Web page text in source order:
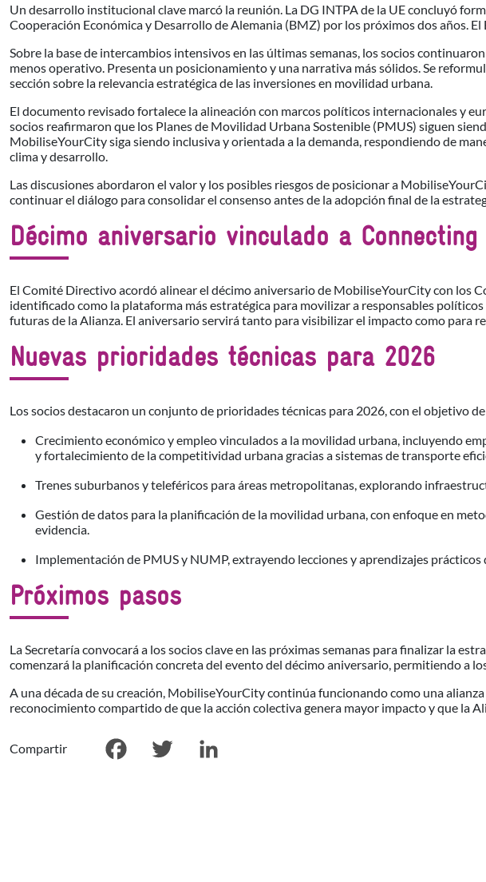
Un desarrollo institucional clave marcó la reunión. La DG INTPA de la UE concluyó
Cooperación Económica y Desarrollo de Alemania (BMZ) por los próximos dos años.
Sobre la base de intercambios intensivos en las últimas semanas, los socios
menos operativo. Presenta un posicionamiento y una narrativa más sólidos. Se
sección sobre la relevancia estratégica de las inversiones en movilidad urbana.
El documento revisado fortalece la alineación con marcos políticos internacionales y
socios reafirmaron que los Planes de Movilidad Urbana Sostenible (PMUS) siguen
MobiliseYourCity siga siendo inclusiva y orientada a la demanda, respondiendo de
clima y desarrollo.
Las discusiones abordaron el valor y los posibles riesgos de posicionar a
continuar el diálogo para consolidar el consenso antes de la adopción final de la
Décimo aniversario vinculado a Connecting
El Comité Directivo acordó alinear el décimo aniversario de MobiliseYourCity con los
identificado como la plataforma más estratégica para movilizar a responsables
futuras de la Alianza. El aniversario servirá tanto para visibilizar el impacto como para
Nuevas prioridades técnicas para 2026
Los socios destacaron un conjunto de prioridades técnicas para 2026, con el objetivo
Crecimiento económico y empleo vinculados a la movilidad urbana, incluyendo
y fortalecimiento de la competitividad urbana gracias a sistemas de transporte
Trenes suburbanos y teleféricos para áreas metropolitanas, explorando
Gestión de datos para la planificación de la movilidad urbana, con enfoque en
evidencia.
Implementación de PMUS y NUMP, extrayendo lecciones y aprendizajes
Próximos pasos
La Secretaría convocará a los socios clave en las próximas semanas para finalizar la
comenzará la planificación concreta del evento del décimo aniversario, permitiendo a
A una década de su creación, MobiliseYourCity continúa funcionando como una
reconocimiento compartido de que la acción colectiva genera mayor impacto y que la
Compartir